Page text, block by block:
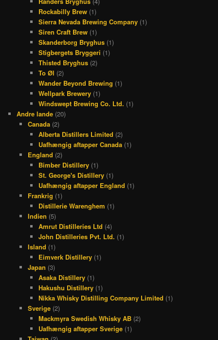
Rockabilly Brew (1)
Sierra Nevada Brewing Company (1)
Siren Craft Brew (1)
Skanderborg Bryghus (1)
Stigbergets Bryggeri (1)
Thisted Bryghus (2)
To Øl (2)
Wander Beyond Brewing (1)
Wellpark Brewery (1)
Windswept Brewing Co. Ltd. (1)
Andre lande (20)
Canada(2)
Alberta Distillers Limited (2)
Uafhængig aftapper Canada (1)
England (2)
Bimber Distillery (1)
St. George's Distillery (1)
Uafhængig aftapper England (1)
Frankrig (1)
Distillerie Warenghem (1)
Indien (5)
Amrut Distilleries Ltd (4)
John Distilleries Pvt. Ltd. (1)
Island (1)
Eimverk Distillery (1)
Japan (3)
Asaka Distillery (1)
Hakushu Distillery (1)
Nikka Whisky Distilling Company Limited (1)
Sverige(2)
Mackmyra Swedish Whisky AB (2)
Uafhængig aftapper Sverige (1)